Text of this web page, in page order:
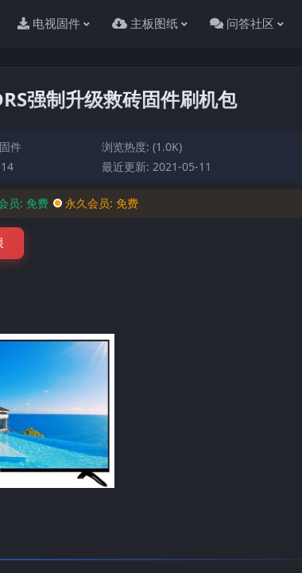
电视固件 主板图纸 问答社区
强制升级救砖固件刷机包
件
浏览热度: (1.0K)
最近更新: 2021-05-11
员: 免费 永久会员:免费